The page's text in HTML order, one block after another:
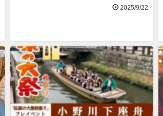
2025/9/22